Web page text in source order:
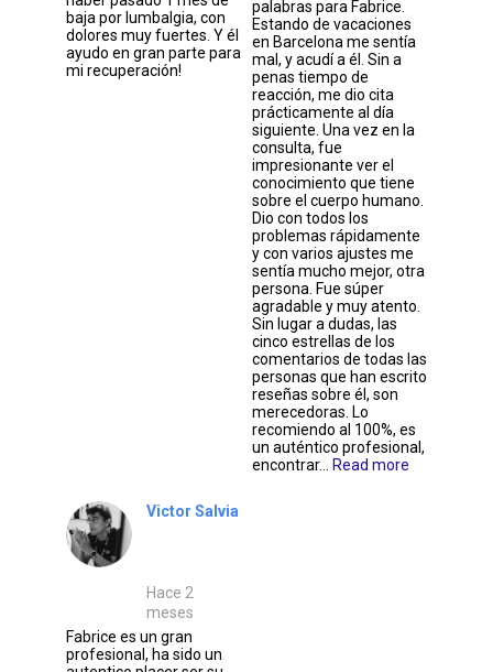
baja por lumbalgia, con
dolores muy fuertes. Y él
ayudo en gran parte para
mi recuperación!
palabras para Fabrice.
Estando de vacaciones
en Barcelona me sentía
mal, y acudí a él. Sin a
penas tiempo de
reacción, me dio cita
prácticamente al día
siguiente. Una vez en la
consulta, fue
impresionante ver el
conocimiento que tiene
sobre el cuerpo humano.
Dio con todos los
problemas rápidamente
y con varios ajustes me
sentía mucho mejor, otra
persona. Fue súper
agradable y muy atento.
Sin lugar a dudas, las
cinco estrellas de los
comentarios de todas las
personas que han escrito
reseñas sobre él, son
merecedoras. Lo
recomiendo al 100%, es
un auténtico profesional,
encontrar… Read more
Victor Salvia
Hace 2
meses
Fabrice es un gran
profesional, ha sido un